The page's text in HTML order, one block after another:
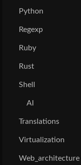
Python
Regexp
Ruby
Rust
Shell
AI
Translations
Virtualization
Web_architecture